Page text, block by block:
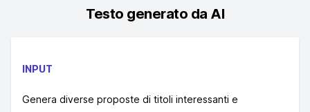
Testo generato da AI
INPUT
Genera diverse proposte di titoli interessanti e